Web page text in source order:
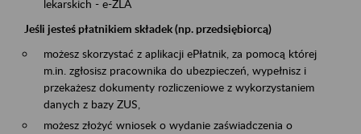
lekarskich - e-ZLA
Jeśli jesteś płatnikiem składek (np. przedsiębiorcą)
możesz skorzystać z aplikacji ePłatnik, za pomocą której
m.in. zgłosisz pracownika do ubezpieczeń, wypełnisz i
przekażesz dokumenty rozliczeniowe z wykorzystaniem
danych z bazy ZUS,
możesz złożyć wniosek o wydanie zaświadczenia o